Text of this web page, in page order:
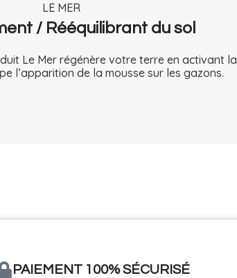
LE MER
/ Rééquilibrant du sol
Le Mer régénère votre terre en activant la
l’apparition de la mousse sur les gazons.
PAIEMENT 100% SÉCURISÉ